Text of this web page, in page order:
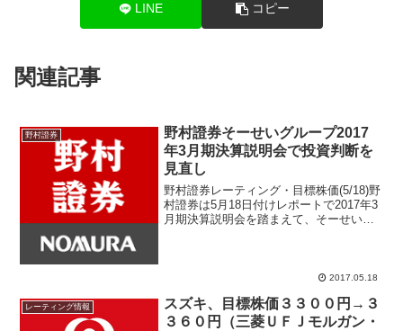
LINE コピー
関連記事
野村證券
野村證券そーせいグループ2017
年3月期決算説明会で投資判断を
見直し
野村證券レーティング・目標株価(5/18)野
村證券は5月18日付けレポートで2017年3
月期決算説明会を踏まえて、そーせいグ
2017.05.18
レーティング情報
スズキ、目標株価３３００円→３
３６０円（三菱ＵＦＪモルガン・